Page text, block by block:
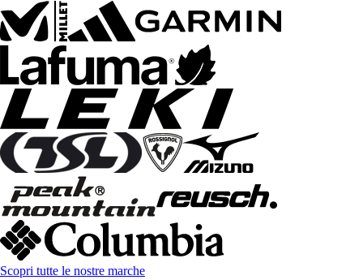
Scopri tutte le nostre marche